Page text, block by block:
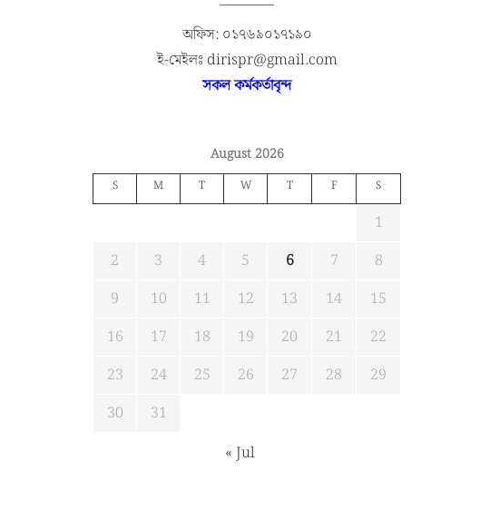
অফিস: ০১৭৬৯০১৭১৯০
ই-মেইলঃ dirispr@gmail.com
সকল কর্মকর্তাবৃন্দ
August 2026
S M T W T F S
1
2
3 4 5 6 7
8
9
10 11 12 13 14
15
16
17 18 19 20 21
22
23
24 25 26 27 28
29
30
31
« Jul